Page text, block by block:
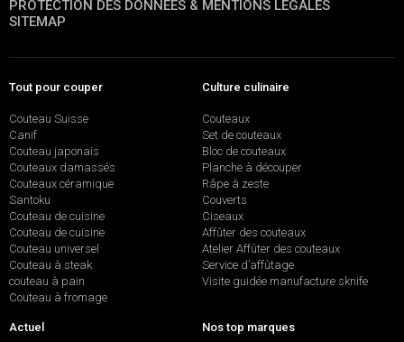
PROTECTION DES DONNÉES & MENTIONS LÉGALES
SITEMAP
Tout pour couper
Couteau Suisse
Canif
Couteau japonais
Couteaux damassés
Couteaux céramique
Santoku
Couteau de cuisine
Couteau de cuisine
Couteau universel
Couteau à steak
couteau à pain
Couteau à fromage
Culture culinaire
Couteaux
Set de couteaux
Bloc de couteaux
Planche à découper
Râpe à zeste
Couverts
Ciseaux
Affûter des couteaux
Atelier Affûter des couteaux
Service d’affûtage
Visite guidée manufacture sknife
Actuel Nos top marques